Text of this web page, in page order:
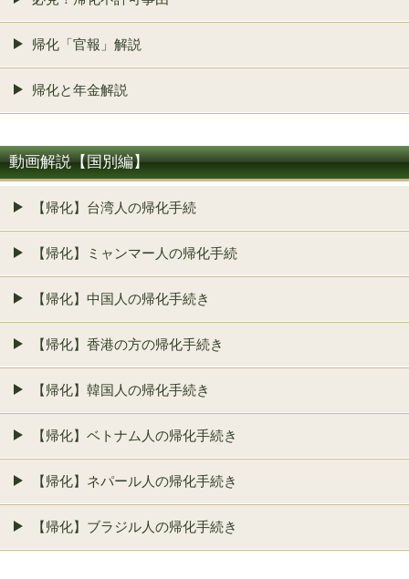
帰化「官報」解説
帰化と年金解説
動画解説【国別編】
【帰化】台湾人の帰化手続
【帰化】ミャンマー人の帰化手続
【帰化】中国人の帰化手続き
【帰化】香港の方の帰化手続き
【帰化】韓国人の帰化手続き
【帰化】ベトナム人の帰化手続き
【帰化】ネパール人の帰化手続き
【帰化】ブラジル人の帰化手続き